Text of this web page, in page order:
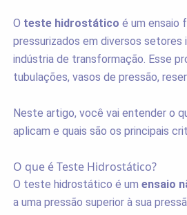
O teste hidrostático é um ensaio
pressurizados em diversos
indústria de transformação. Esse
tubulações, vasos de pressão,
Neste artigo, você vai entender o
aplicam e quais são os principais
O que é Teste Hidrostático?
O teste hidrostático é um ensaio
a uma pressão superior à sua